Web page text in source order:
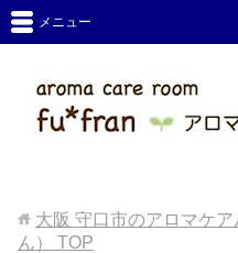
メニュー
大阪 守口市のアロマケ
ん）
TOP